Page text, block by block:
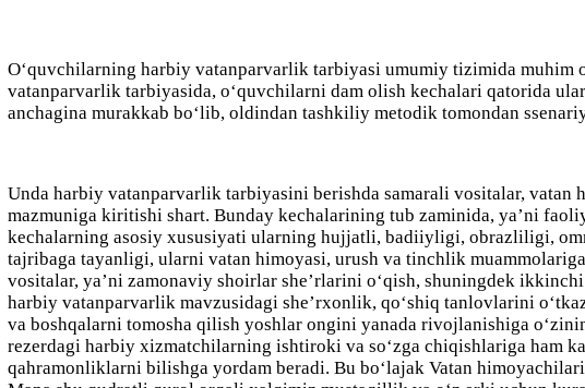
O‘quvchilarning harbiy vatanparvarlik tarbiyasi umumiy tizimida
vatanparvarlik tarbiyasida, o‘quvchilarni dam olish kechalari qatorida
anchagina murakkab bo‘lib, oldindan tashkiliy metodik tomondan
Unda harbiy vatanparvarlik tarbiyasini berishda samarali vositalar,
mazmuniga kiritishi shart. Bunday kechalarining tub zaminida, ya’ni
kechalarning asosiy xususiyati ularning hujjatli, badiiyligi, obrazliligi,
tajribaga tayanligi, ularni vatan himoyasi, urush va tinchlik
vositalar, ya’ni zamonaviy shoirlar she’rlarini o‘qish, shuningdek
harbiy vatanparvarlik mavzusidagi she’rxonlik, qo‘shiq tanlovlarini
va boshqalarni tomosha qilish yoshlar ongini yanada rivojlanishiga
rezerdagi harbiy xizmatchilarning ishtiroki va so‘zga chiqishlariga ham
qahramonliklarni bilishga yordam beradi. Bu bo‘lajak Vatan